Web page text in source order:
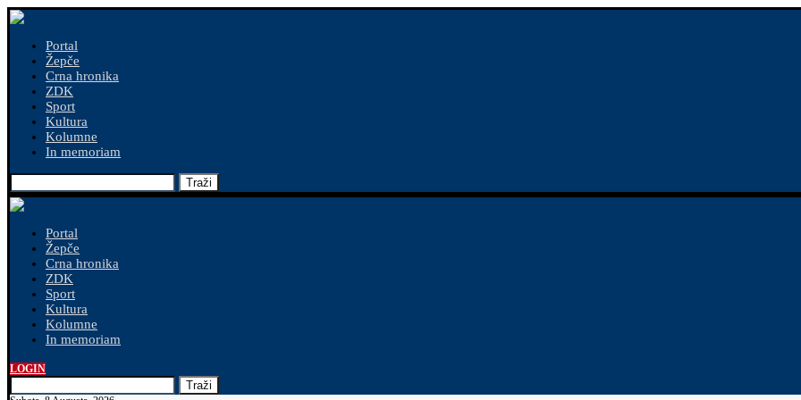
Portal
Žepče
Crna hronika
ZDK
Sport
Kultura
Kolumne
In memoriam
Traži
Portal
Žepče
Crna hronika
ZDK
Sport
Kultura
Kolumne
In memoriam
LOGIN
Traži